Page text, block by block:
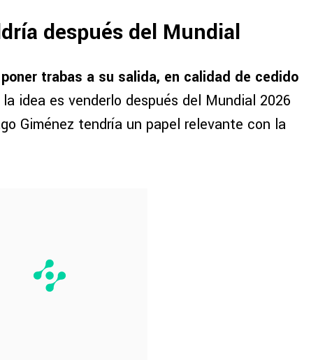
después del Mundial
trabas a su salida, en calidad de cedido
la idea es venderlo después del Mundial 2026
Giménez tendría un papel relevante con la